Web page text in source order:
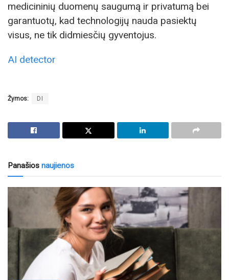
medicininių duomenų saugumą ir privatumą bei
garantuotų, kad technologijų nauda pasiektų
visus, ne tik didmiesčių gyventojus.
AI detector
Žymos: DI
Panašios naujienos